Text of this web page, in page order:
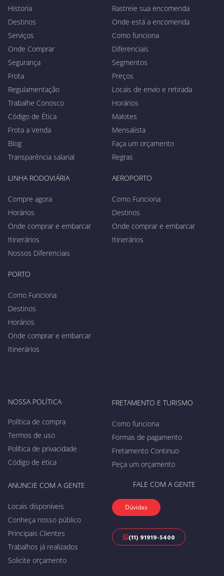
Historia
Destinos
Serviços
Onde Comprar
Segurança
Frota
Regulamentação
Trabalhe Conosco
Código de Ética
Frota a Venda
Blog
Transparência salarial
Rastreie sua encomenda
Onde está a encomenda
Como funciona
Diferenciais
Segmentos
Preços
Locais de envio e retirada
Horários
Malotes
Mensalista
Faça um orçamento
Regras
LINHA RODOVIÁRIA
Compre agora
Horários
Onde comprar e embarcar
Itinerários
Nossos Diferenciais
AEROPORTO
Como Funciona
Destinos
Onde comprar e embarcar
Itinerários
PORTO
Como Funciona
Destinos
Horários
Onde comprar e embarcar
Itinerários
NOSSA POLÍTICA
Política de compra
Termos de uso
Política de privacidade
Código de ética
FRETAMENTO E TURISMO
Como funciona
Formas de pagamento
Fretamento Continuo
Peça um orçamento
ANUNCIE COM A GENTE
Locais disponíveis
Conheça nosso público
Principais Clientes
Trabalhos já realizados
Solicite orçamento
FALE COM A GENTE
Dúvidas
(11) 91919-5400